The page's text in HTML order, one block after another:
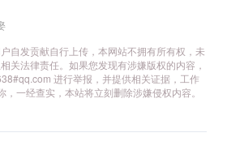
自发贡献自行上传，本网站不拥有所有权，未
关法律责任。如果您发现有涉嫌版权的内容，
进行举报，并提供相关证据，工作
，一经查实，本站将立刻删除涉嫌侵权内容。